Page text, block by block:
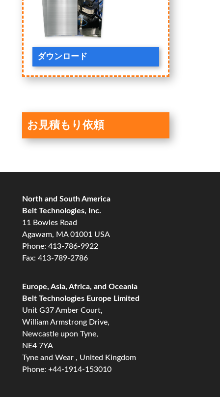
ダウンロード
お見積もり依頼
North and South America
Belt Technologies, Inc.
11 Bowles Road
Agawam, MA 01001 USA
Phone: 413-786-9922
Fax: 413-789-2786
Europe, Asia, Africa, and Oceania
Belt Technologies Europe Limited
Unit G37 Amber Court,
William Armstrong Drive,
Newcastle upon Tyne,
NE4 7YA
Tyne and Wear , United Kingdom
Phone: +44-1914-153010